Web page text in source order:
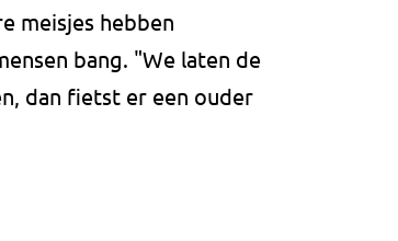
meisjes hebben
bang. "We laten de
dan fietst er een ouder